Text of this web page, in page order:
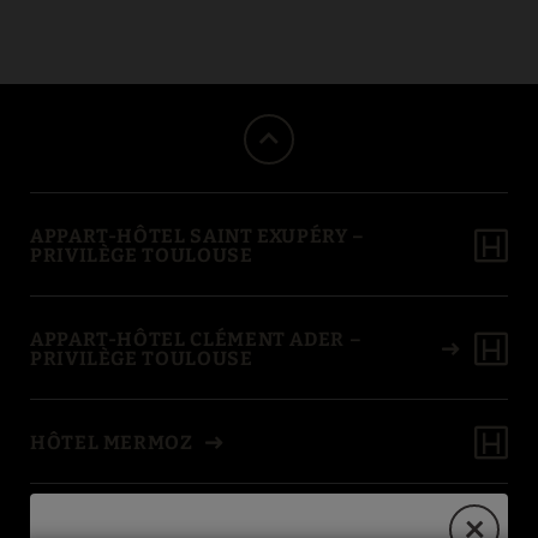
APPART-HÔTEL SAINT EXUPÉRY –
PRIVILÈGE TOULOUSE
APPART-HÔTEL CLÉMENT ADER –
PRIVILÈGE TOULOUSE
HÔTEL MERMOZ